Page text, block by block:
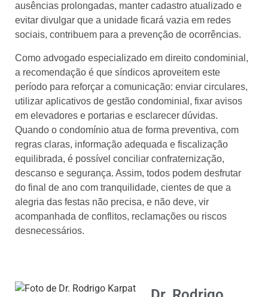
ausências prolongadas, manter cadastro atualizado e
evitar divulgar que a unidade ficará vazia em redes
sociais, contribuem para a prevenção de ocorrências.​
Como advogado especializado em direito condominial,
a recomendação é que síndicos aproveitem este
período para reforçar a comunicação: enviar circulares,
utilizar aplicativos de gestão condominial, fixar avisos
em elevadores e portarias e esclarecer dúvidas.
Quando o condomínio atua de forma preventiva, com
regras claras, informação adequada e fiscalização
equilibrada, é possível conciliar confraternização,
descanso e segurança. Assim, todos podem desfrutar
do final de ano com tranquilidade, cientes de que a
alegria das festas não precisa, e não deve, vir
acompanhada de conflitos, reclamações ou riscos
desnecessários.